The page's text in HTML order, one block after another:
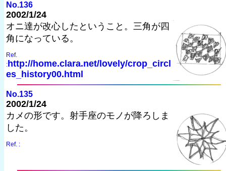
No.136
2002/1/24
オニ達が改心したということ。三角が四
角になっている。
Ref.
: http://home.clara.net/lovely/crop_circl
es_history00.html
No.135
2002/1/24
カメの形です。射手座のモノが降ろしま
した。
Ref. :